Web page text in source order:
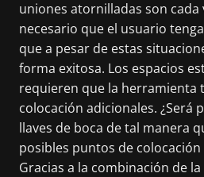
uniones atornilladas son cada
necesario que el usuario
que a pesar de estas
forma exitosa. Los espacios
requieren que la herramienta
colocación adicionales. ¿Será
llaves de boca de tal manera
posibles puntos de
Gracias a la combinación de